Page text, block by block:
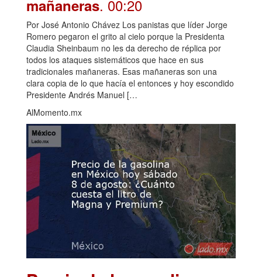
mañaneras. 00:20
Por José Antonio Chávez Los panistas que líder Jorge
Romero pegaron el grito al cielo porque la Presidenta
Claudia Sheinbaum no les da derecho de réplica por
todos los ataques sistemáticos que hace en sus
tradicionales mañaneras. Esas mañaneras son una
clara copia de lo que hacía el entonces y hoy escondido
Presidente Andrés Manuel […
AlMomento.mx